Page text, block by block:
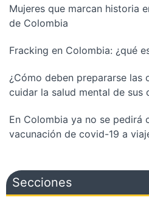
Mujeres que marcan historia
de Colombia
Fracking en Colombia: ¿qué
¿Cómo deben prepararse las
cuidar la salud mental de sus
En Colombia ya no se pedirá
vacunación de covid-19 a
Secciones